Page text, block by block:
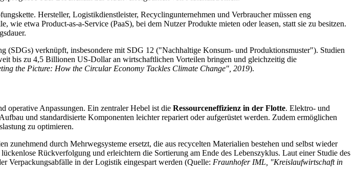
Hersteller, Logistikdienstleister, Recyclingunternehmen und Verbraucher müssen eng
etwa Product-as-a-Service (PaaS), bei dem Nutzer Produkte mieten oder leasen, statt sie zu besitzen.
verknüpft, insbesondere mit SDG 12 ("Nachhaltige Konsum- und Produktionsmuster"). Studien
bis zu 4,5 Billionen US-Dollar an wirtschaftlichen Vorteilen bringen und gleichzeitig die
the Picture: How the Circular Economy Tackles Climate Change", 2019).
operative Anpassungen. Ein zentraler Hebel ist die Ressourceneffizienz in der Flotte. Elektro- und
und standardisierte Komponenten leichter repariert oder aufgerüstet werden. Zudem ermöglichen
zu optimieren.
zunehmend durch Mehrwegsysteme ersetzt, die aus recycelten Materialien bestehen und selbst wieder
Rückverfolgung und erleichtern die Sortierung am Ende des Lebenszyklus. Laut einer Studie des
Verpackungsabfälle in der Logistik eingespart werden (Quelle: Fraunhofer IML, "Kreislaufwirtschaft in